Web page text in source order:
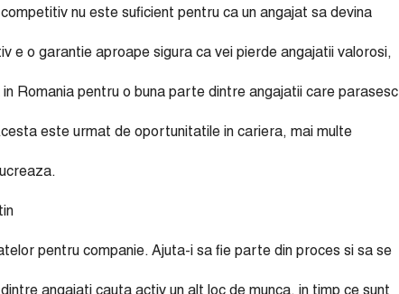
nu este suficient pentru ca un angajat sa devina
e o garantie aproape sigura ca vei pierde angajatii valorosi,
Romania pentru o buna parte dintre angajatii care parasesc
este urmat de oportunitatile in cariera, mai multe
pentru companie. Ajuta-i sa fie parte din proces si sa se
angajati cauta activ un alt loc de munca, in timp ce sunt